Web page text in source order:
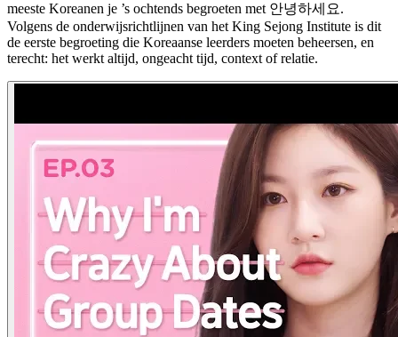
meeste Koreanen je ’s ochtends begroeten met 안녕하세요.
Volgens de onderwijsrichtlijnen van het King Sejong Institute is dit
de eerste begroeting die Koreaanse leerders moeten beheersen, en
terecht: het werkt altijd, ongeacht tijd, context of relatie.